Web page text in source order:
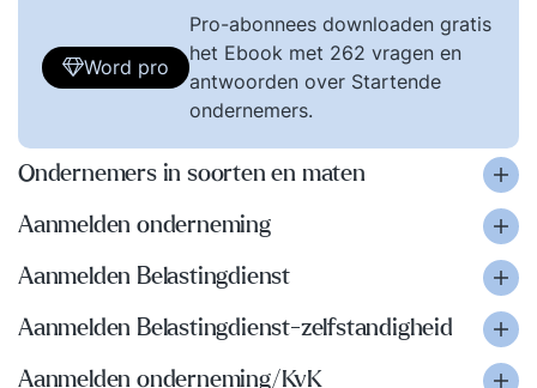
Word pro
Pro-abonnees downloaden gratis
het Ebook met 262 vragen en
antwoorden over Startende
ondernemers.
Ondernemers in soorten en maten
Aanmelden onderneming
Aanmelden Belastingdienst
Aanmelden Belastingdienst-zelfstandigheid
Aanmelden onderneming/KvK